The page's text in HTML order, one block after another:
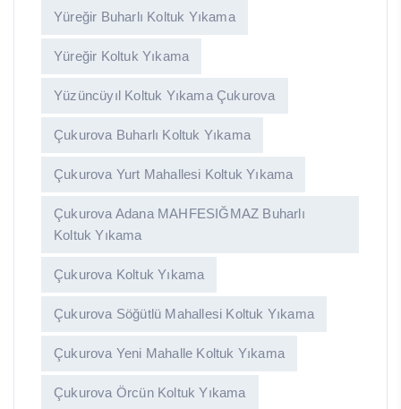
Yüreğir Buharlı Koltuk Yıkama
Yüreğir Koltuk Yıkama
Yüzüncüyıl Koltuk Yıkama Çukurova
Çukurova Buharlı Koltuk Yıkama
Çukurova Yurt Mahallesi Koltuk Yıkama
Çukurova Adana MAHFESIĞMAZ Buharlı
Koltuk Yıkama
Çukurova Koltuk Yıkama
Çukurova Söğütlü Mahallesi Koltuk Yıkama
Çukurova Yeni Mahalle Koltuk Yıkama
Çukurova Örcün Koltuk Yıkama